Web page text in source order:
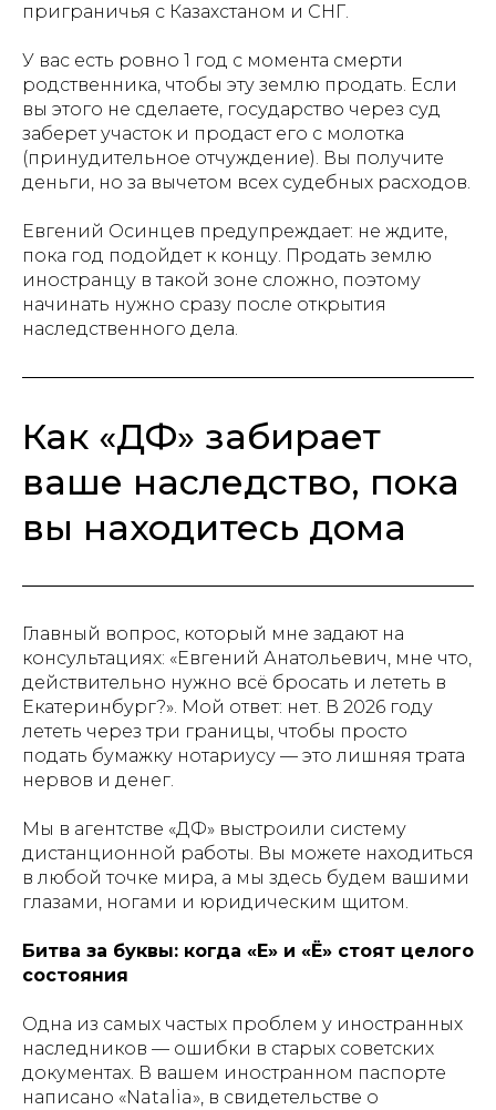
приграничья с Казахстаном и СНГ.
У вас есть ровно 1 год с момента смерти
родственника, чтобы эту землю продать. Если
вы этого не сделаете, государство через суд
заберет участок и продаст его с молотка
(принудительное отчуждение). Вы получите
деньги, но за вычетом всех судебных расходов.
Евгений Осинцев предупреждает: не ждите,
пока год подойдет к концу. Продать землю
иностранцу в такой зоне сложно, поэтому
начинать нужно сразу после открытия
наследственного дела.
Как «ДФ» забирает
ваше наследство, пока
вы находитесь дома
Главный вопрос, который мне задают на
консультациях: «Евгений Анатольевич, мне что,
действительно нужно всё бросать и лететь в
Екатеринбург?». Мой ответ: нет. В 2026 году
лететь через три границы, чтобы просто
подать бумажку нотариусу — это лишняя трата
нервов и денег.
Мы в агентстве «ДФ» выстроили систему
дистанционной работы. Вы можете находиться
в любой точке мира, а мы здесь будем вашими
глазами, ногами и юридическим щитом.
Битва за буквы: когда «Е» и «Ё» стоят целого
состояния
Одна из самых частых проблем у иностранных
наследников — ошибки в старых советских
документах. В вашем иностранном паспорте
написано «Natalia», в свидетельстве о